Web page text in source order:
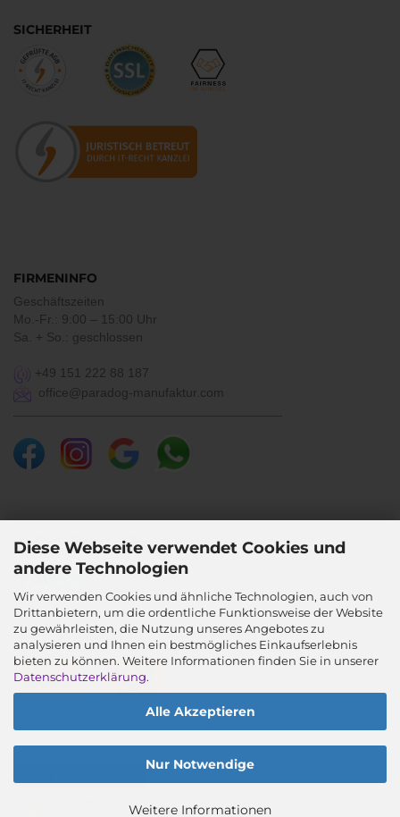
Diese Webseite verwendet Cookies und
andere Technologien
Wir verwenden Cookies und ähnliche Technologien, auch von
Drittanbietern, um die ordentliche Funktionsweise der Website
zu gewährleisten, die Nutzung unseres Angebotes zu
analysieren und Ihnen ein bestmögliches Einkaufserlebnis
bieten zu können. Weitere Informationen finden Sie in unserer
Datenschutzerklärung.
Alle Akzeptieren
Nur Notwendige
Weitere Informationen
SICHERHEIT
FIRMENINFO
Geschäftszeiten
Mo.-Fr.: 9:00 – 15:00 Uhr
Sa. + So.: geschlossen
+49 151 222 88 187
office@paradog-manufaktur.com
SICHER BEZAHLEN
SICHER VERSENDEN
(4.99 / 5)
Bewertungen bei: google.com, shopvote.de ⓘ